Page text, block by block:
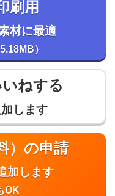
刷用
材に最適
）
ねする
します
）の申請
加します
OK